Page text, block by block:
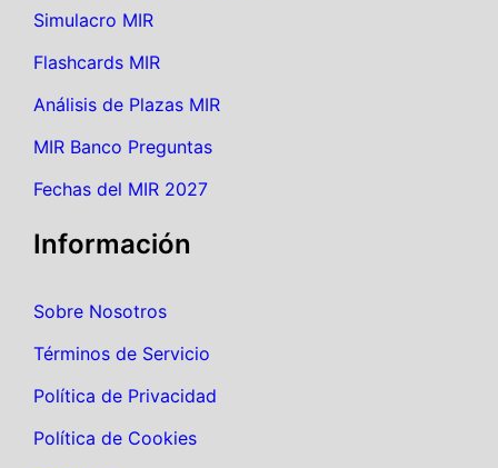
Simulacro MIR
Flashcards MIR
Análisis de Plazas MIR
MIR Banco Preguntas
Fechas del MIR 2027
Información
Sobre Nosotros
Términos de Servicio
Política de Privacidad
Política de Cookies